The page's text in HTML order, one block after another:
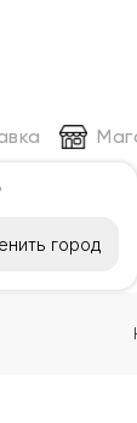
город